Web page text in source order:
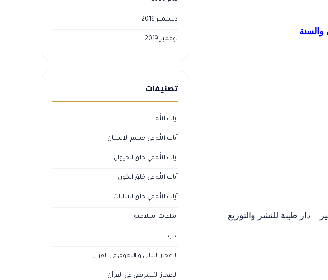
والسنة
العظيم لابن كثير – دار طيبة للنشر والتوزيع –
ديسمبر 2019
نوفمبر 2019
تصنيفات
آيات الله
آيات الله في جسم الانسان
آيات الله في خلق الحيوان
آيات الله في خلق الكون
آيات الله في خلق النباتات
ابداعات اسلامية
ادب
الاعجاز البياني و اللغوي في القرآن
الاعجاز التشريعي في القرآن